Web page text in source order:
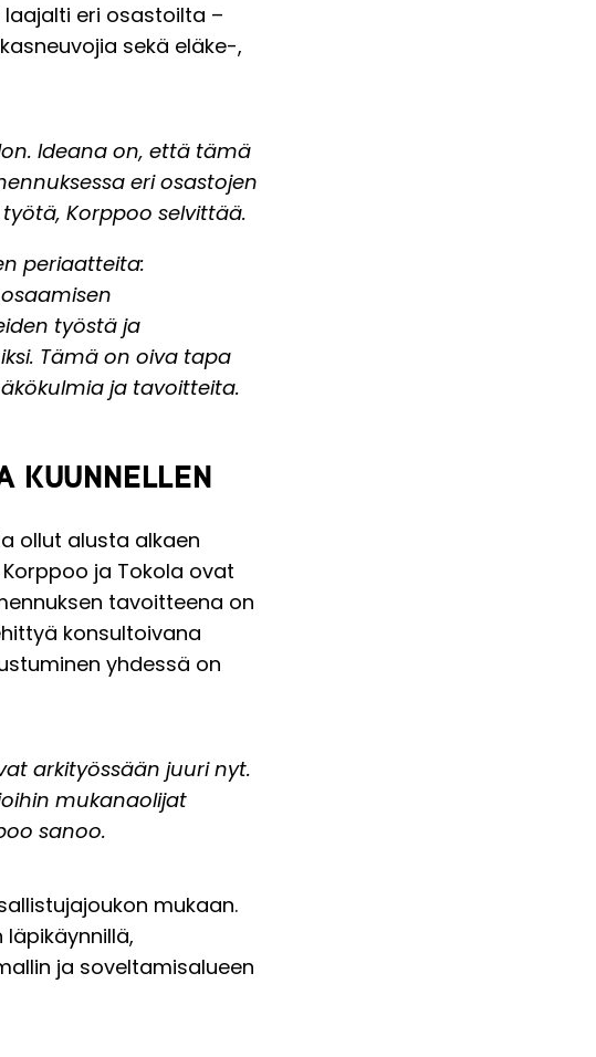
eri osastoilta –
sekä eläke-,
Ideana on, että tämä
eri osastojen
Korppoo selvittää.
periaatteita:
työstä ja
Tämä on oiva tapa
ja tavoitteita.
KUUNNELLEN
ollut alusta alkaen
Korppoo ja Tokola ovat
tavoitteena on
konsultoivana
yhdessä on
arkityössään juuri nyt.
mukanaolijat
sanoo.
mukaan.
ja soveltamisalueen